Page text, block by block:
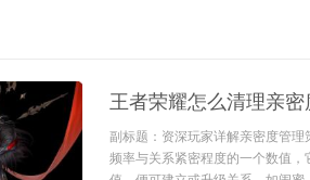
王者荣耀怎么清理亲
副标题：资深玩家详解亲密度管
频率与关系紧密程度的一个数值